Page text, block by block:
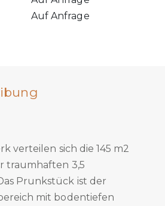
Auf Anfrage
verteilen sich die 145 m2
traumhaften 3,5
Prunkstück ist der
mit bodentiefen